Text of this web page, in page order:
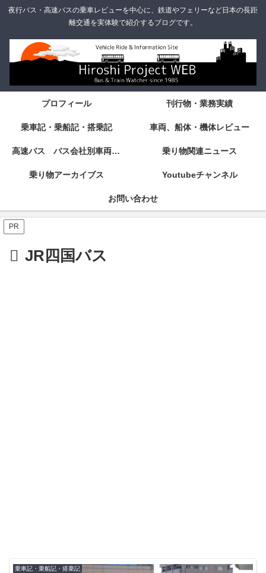
夜行バス・高速バスの乗車レビューを中心に、鉄道やフェリーなど日本の長距
離交通を実体験で紹介するブログです。
プロフィール 刊行物・業務実績
乗車記・乗船記・搭乗記 車両、船体・機体レビュー
高速バス バス会社別車両・設備・シート紹介 乗り物関連ニュース
乗り物アーカイブス Youtubeチャンネル
お問い合わせ
PR
JR四国バス
乗車記・乗船記・搭乗記